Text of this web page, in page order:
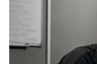
означают потерю
рынка становятся
проблемах
нередко
негативно влияет